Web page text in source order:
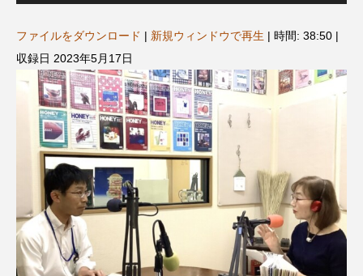
最終回【JAZZ Bar cozy】3月7
日（木）今回はビル・エヴァン
ス リバーサイド4部作を特集し
ました！
2024.03.07
日（火）配信 庭づくりは曲線
意識しています 三田グリーン
ットの山本さん
2026.07.14
TAG LIST
10周年記念 12月号
1975年のケルン・コンサート 1学期 1年生
ヤ
ー
ファイルをダウンロード | 新規ウィンドウで再生 | 時間: 38:50 |
収録日 2023年5月17日